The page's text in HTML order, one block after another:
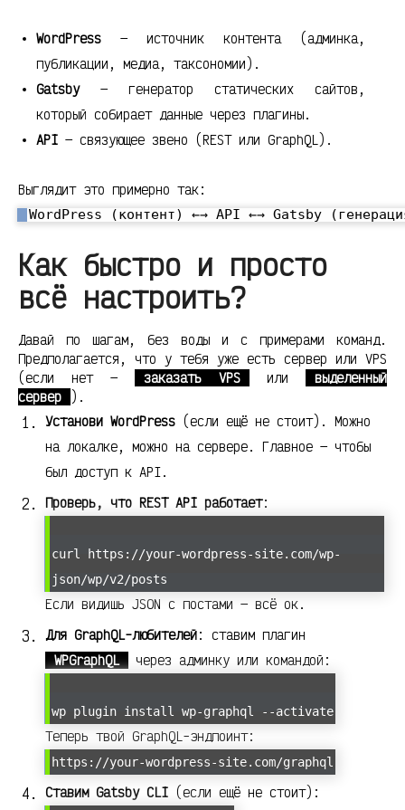
WordPress — источник контента (админка,
публикации, медиа, таксономии).
Gatsby— генератор статических сайтов,
который собирает данные через плагины.
API — связующее звено (REST или GraphQL).
Выглядит это примерно так:
Как быстро и просто
всё настроить?
Давай по шагам, без воды и с примерами команд.
Предполагается, что у тебя уже есть сервер или VPS
(если нет —
заказать VPS или
выделенный
сервер
).
Установи WordPress (если ещё не стоит). Можно
на локалке, можно на сервере. Главное — чтобы
был доступ к API.
Проверь, что REST API работает:
curl https://your-wordpress-site.com/wp-
json/wp/v2/posts
Если видишь JSON с постами — всё ок.
Для GraphQL-любителей: ставим плагин
WPGraphQL
через админку или командой:
wp plugin install wp-graphql --activate
Теперь твой GraphQL-эндпоинт:
https://your-wordpress-site.com/graphql
Ставим Gatsby CLI (если ещё не стоит):